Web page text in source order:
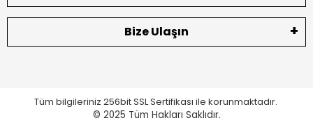
Bize Ulaşın
Tüm bilgileriniz 256bit SSL Sertifikası ile korunmaktadır.
© 2025 Tüm Hakları Saklıdır.